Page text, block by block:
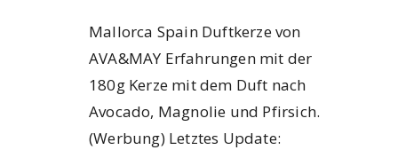
Mallorca Spain Duftkerze von
AVA&MAY Erfahrungen mit der
180g Kerze mit dem Duft nach
Avocado, Magnolie und Pfirsich.
(Werbung) Letztes Update: